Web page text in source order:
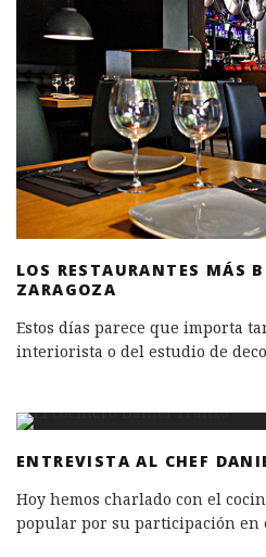
LOS RESTAURANTES MÁS
ZARAGOZA
Estos días parece que importa
interiorista o del estudio de
ENTREVISTA AL CHEF
Hoy hemos charlado con el
popular por su participación en